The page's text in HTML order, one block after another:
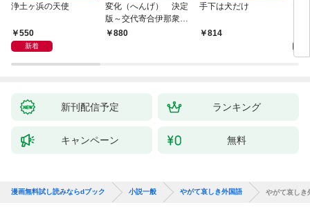
浄土ヶ浜の天使
550
新着
変化（へんげ） 決定
版～交代寄合伊那衆異
聞（1）～
880
手下は犬だけ
814
新刊配信予定 ランキング
キャンペーン 無料
漫画無料試し読みならdブック 小説一般 やがて哀しき外国語 やがて哀しき